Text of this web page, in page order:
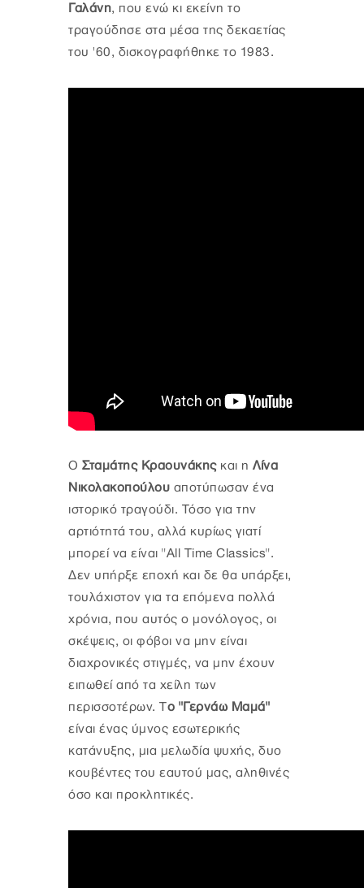
Γαλάνη, που ενώ κι εκείνη το
τραγούδησε στα μέσα της δεκαετίας
του '60, δισκογραφήθηκε το 1983.
Ο Σταμάτης Κραουνάκης και η Λίνα
Νικολακοπούλου αποτύπωσαν ένα
ιστορικό τραγούδι. Τόσο για την
αρτιότητά του, αλλά κυρίως γιατί
μπορεί να είναι "All Time Classics".
Δεν υπήρξε εποχή και δε θα υπάρξει,
τουλάχιστον για τα επόμενα πολλά
χρόνια, που αυτός ο μονόλογος, οι
σκέψεις, οι φόβοι να μην είναι
διαχρονικές στιγμές, να μην έχουν
ειπωθεί από τα χείλη των
περισσοτέρων. Το "Γερνάω Μαμά"
είναι ένας ύμνος εσωτερικής
κατάνυξης, μια μελωδία ψυχής, δυο
κουβέντες του εαυτού μας, αληθινές
όσο και προκλητικές.